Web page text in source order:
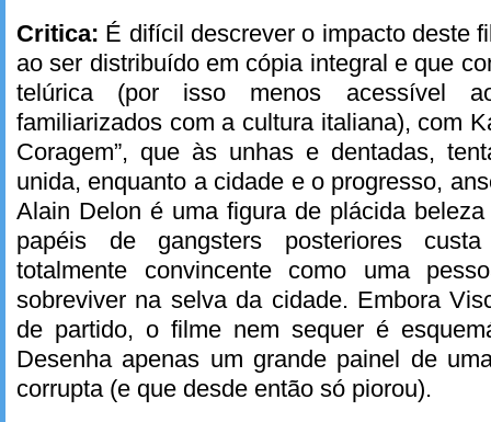
Critica: É difícil descrever o impacto deste
ao ser distribuído em cópia integral e que
telúrica (por isso menos acessível
familiarizados com a cultura italiana), com
Coragem”, que às unhas e dentadas,
unida, enquanto a cidade e o progresso,
Alain Delon é uma figura de plácida
papéis de gangsters posteriores
totalmente convincente como uma
sobreviver na selva da cidade. Embora
de partido, o filme nem sequer é
Desenha apenas um grande painel de
corrupta (e que desde então só piorou).